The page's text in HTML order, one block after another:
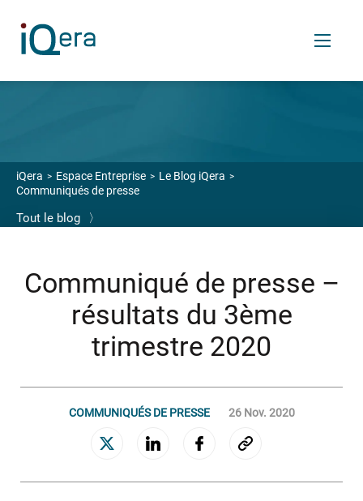
Services
VOS ENJEUX
Transférer votre back et middle-office finance
OUTILS SAAS
Logiciels de relance et recouvrement
Gestion des encours sains
iQera Espace Entreprise
Le Blog iQera
Communiqués de presse
Tout le blog 〉
Communiqué de presse –
résultats du 3ème
trimestre 2020
COMMUNIQUÉS DE PRESSE 26 Nov. 2020